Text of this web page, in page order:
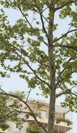
de l'Université
2026